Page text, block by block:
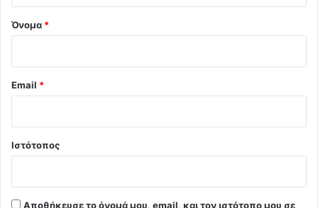
Όνομα *
Email *
Ιστότοπος
Αποθήκευσε το όνομά μου, email, και τον ιστότοπο μου σε